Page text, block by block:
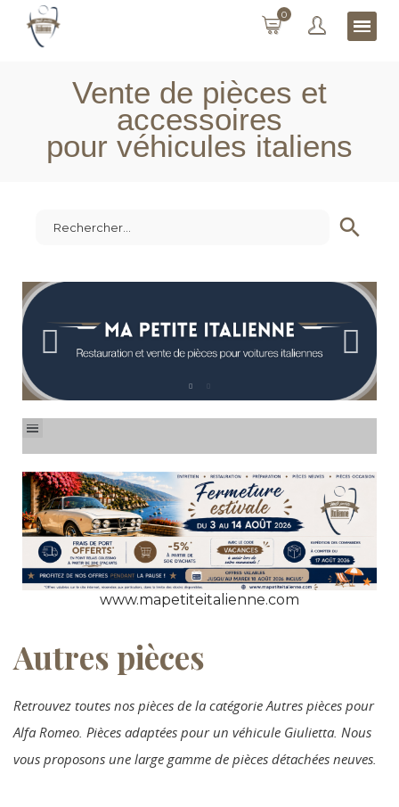
0
Vente de pièces et
accessoires
pour véhicules italiens
www.mapetiteitalienne.com
Autres pièces
Retrouvez toutes nos pièces de la catégorie Autres pièces pour
Alfa Romeo. Pièces adaptées pour un véhicule Giulietta. Nous
vous proposons une large gamme de pièces détachées neuves.